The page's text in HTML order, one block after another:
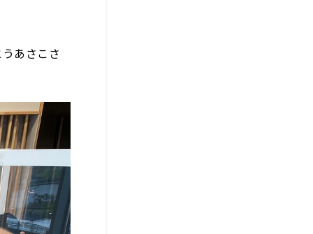
あさこさ